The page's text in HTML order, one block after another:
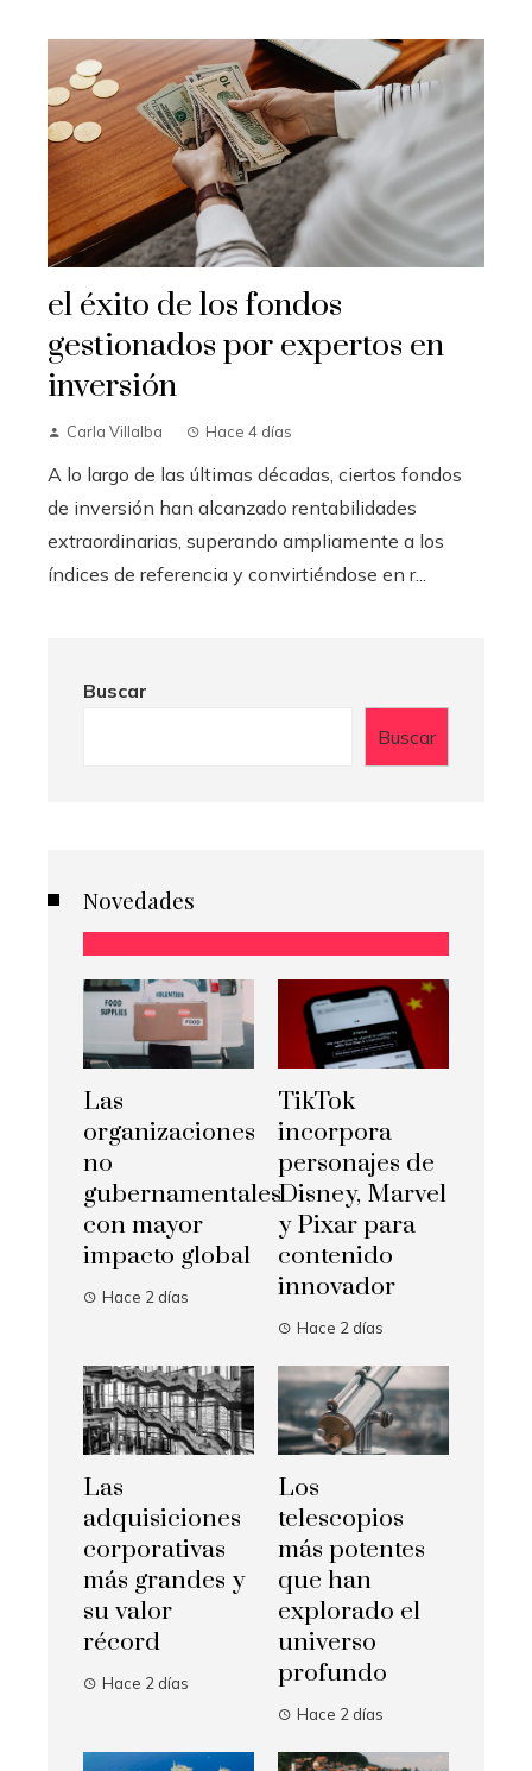
el éxito de los fondos
gestionados por expertos en
inversión
Carla Villalba Hace 4 días
A lo largo de las últimas décadas, ciertos fondos
de inversión han alcanzado rentabilidades
extraordinarias, superando ampliamente a los
índices de referencia y convirtiéndose en r...
Buscar
Buscar
Novedades
Las
organizaciones
no
gubernamentales
con mayor
impacto global
Hace 2 días
TikTok
incorpora
personajes de
Disney, Marvel
y Pixar para
contenido
innovador
Hace 2 días
Las
adquisiciones
corporativas
más grandes y
su valor
récord
Hace 2 días
Los
telescopios
más potentes
que han
explorado el
universo
profundo
Hace 2 días